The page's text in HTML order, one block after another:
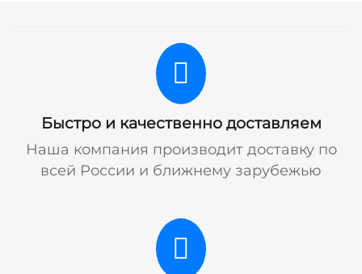
Быстро и качественно доставляем
Наша компания производит доставку по
всей России и ближнему зарубежью